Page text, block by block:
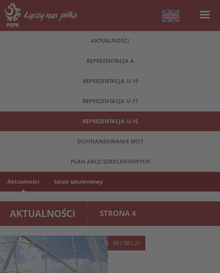
AKTUALNOŚCI
REPREZENTACJA A
REPREZENTACJA U-19
REPREZENTACJA U-17
REPREZENTACJA U-15
DOFINANSOWANIE MSIT
PLAN AKCJI SZKOLENIOWYCH
Aktualności Sztab szkoleniowy
AKTUALNOŚCI STRONA 4
09 / 08 / 21